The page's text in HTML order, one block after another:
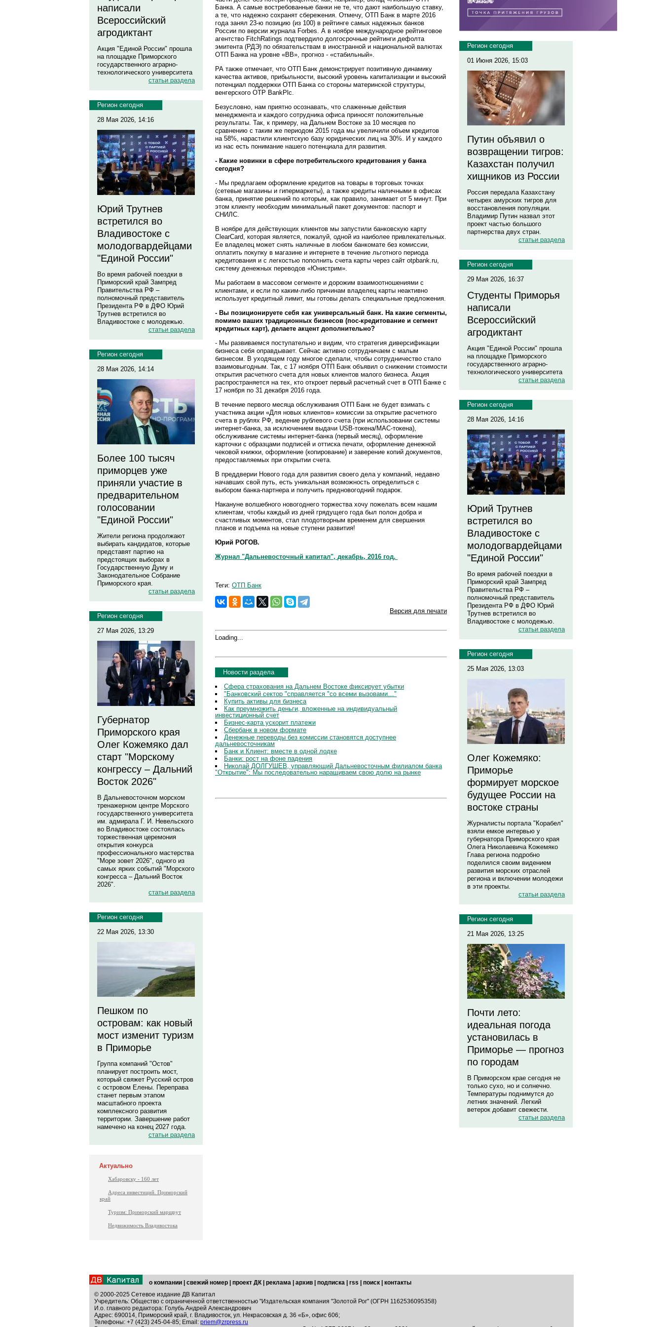
написали
Всероссийский
агродиктант
Акция "Единой России" прошла
на площадке Приморского
государственного аграрно-
технологического университета
статьи раздела
Регион сегодня
28 Мая 2026, 14:16
Юрий Трутнев
встретился во
Владивостоке с
молодогвардейцами
"Единой России"
Во время рабочей поездки в
Приморский край Зампред
Правительства РФ –
полномочный представитель
Президента РФ в ДФО Юрий
Трутнев встретился во
Владивостоке с молодежью.
статьи раздела
Регион сегодня
28 Мая 2026, 14:14
Более 100 тысяч
приморцев уже
приняли участие в
предварительном
голосовании
"Единой России"
Жители региона продолжают
выбирать кандидатов, которые
представят партию на
предстоящих выборах в
Государственную Думу и
Законодательное Собрание
Приморского края.
статьи раздела
Регион сегодня
27 Мая 2026, 13:29
Губернатор
Приморского края
Олег Кожемяко дал
старт "Морскому
конгрессу – Дальний
Восток 2026"
В Дальневосточном морском
тренажерном центре Морского
государственного университета
им. адмирала Г. И. Невельского
во Владивостоке состоялась
торжественная церемония
открытия конкурса
профессионального мастерства
"Море зовет 2026", одного из
самых ярких событий "Морского
конгресса – Дальний Восток
2026".
статьи раздела
Регион сегодня
22 Мая 2026, 13:30
Пешком по
островам: как новый
мост изменит туризм
в Приморье
Группа компаний "Остов"
планирует построить мост,
который свяжет Русский остров
с островом Елены. Переправа
станет первым этапом
масштабного проекта
комплексного развития
территории. Завершение работ
намечено на конец 2027 года.
статьи раздела
Актуально
Хабаровску - 160 лет
Адреса инвестиций. Приморский
край
Туризм: Приморский маршрут
Недвижимость Владивостока
Банка. А самые востребованные банки не те, что дают наибольшую ставку,
а те, что надежно сохранят сбережения. Отмечу, ОТП Банк в марте 2016
года занял 23-ю позицию (из 100) в рейтинге самых надежных банков
России по версии журнала Forbes. А в ноябре международное рейтинговое
агентство FitchRatings подтвердило долгосрочные рейтинги дефолта
эмитента (РДЭ) по обязательствам в иностранной и национальной валютах
ОТП Банка на уровне «ВВ», прогноз - «стабильный».
РА также отмечает, что ОТП Банк демонстрирует позитивную динамику
качества активов, прибыльности, высокий уровень капитализации и высокий
потенциал поддержки ОТП Банка со стороны материнской структуры,
венгерского OTP BankPlc.
Безусловно, нам приятно осознавать, что слаженные действия
менеджмента и каждого сотрудника офиса приносят положительные
результаты. Так, к примеру, на Дальнем Востоке за 10 месяцев по
сравнению с таким же периодом 2015 года мы увеличили объем кредитов
на 58%, нарастили клиентскую базу юридических лиц на 30%. И у каждого
из нас есть понимание нашего потенциала для развития.
- Какие новинки в сфере потребительского кредитования у банка
сегодня?
- Мы предлагаем оформление кредитов на товары в торговых точках
(сетевые магазины и гипермаркеты), а также кредиты наличными в офисах
банка, принятие решений по которым, как правило, занимает от 5 минут. При
этом клиенту необходим минимальный пакет документов: паспорт и
СНИЛС.
В ноябре для действующих клиентов мы запустили банковскую карту
ClearCard, которая является, пожалуй, одной из наиболее привлекательных.
Ее владелец может снять наличные в любом банкомате без комиссии,
оплатить покупку в магазине и интернете в течение льготного периода
кредитования и с легкостью пополнить счета карты через сайт otpbank.ru,
систему денежных переводов «Юнистрим».
Мы работаем в массовом сегменте и дорожим взаимоотношениями с
клиентами, и если по каким-либо причинам владелец карты неактивно
использует кредитный лимит, мы готовы делать специальные предложения.
- Вы позиционируете себя как универсальный банк. На какие сегменты,
помимо ваших традиционных бизнесов (пос-кредитование и сегмент
кредитных карт), делаете акцент дополнительно?
- Мы развиваемся поступательно и видим, что стратегия диверсификации
бизнеса себя оправдывает. Сейчас активно сотрудничаем с малым
бизнесом. В уходящем году многое сделали, чтобы сотрудничество стало
взаимовыгодным. Так, с 17 ноября ОТП Банк объявил о снижении стоимости
открытия расчетного счета для новых клиентов малого бизнеса. Акция
распространяется на тех, кто откроет первый расчетный счет в ОТП Банке с
17 ноября по 31 декабря 2016 года.
В течение первого месяца обслуживания ОТП Банк не будет взимать c
участника акции «Для новых клиентов» комиссии за открытие расчетного
счета в рублях РФ, ведение рублевого счета (при использовании системы
интернет-банка, за исключением выдачи USB-токена/MAC-токена),
обслуживание системы интернет-банка (первый месяц), оформление
карточки с образцами подписей и оттиска печати, оформление денежной
чековой книжки, оформление (копирование) и заверение копий документов,
предоставляемых при открытии счета.
В преддверии Нового года для развития своего дела у компаний, недавно
начавших свой путь, есть уникальная возможность определиться с
выбором банка-партнера и получить предновогодний подарок.
Накануне волшебного новогоднего торжества хочу пожелать всем нашим
клиентам, чтобы каждый из дней грядущего года был полон добра и
счастливых моментов, стал плодотворным временем для свершения
планов и подъема на новые ступени развития!
Юрий РОГОВ.
Журнал "Дальневосточный капитал", декабрь, 2016 год.
Теги: ОТП Банк
Версия для печати
Loading...
Новости раздела
Сфера страхования на Дальнем Востоке фиксирует убытки
"Банковский сектор "справляется "со всеми вызовами…"
Купить активы для бизнеса
Как преумножить деньги, вложенные на индивидуальный
инвестиционный счет
Бизнес-карта ускорит платежи
Сбербанк в новом формате
Денежные переводы без комиссии становятся доступнее
дальневосточникам
Банк и Клиент: вместе в одной лодке
Банки: рост на фоне падения
Николай ДОЛГУШЕВ, управляющий Дальневосточным филиалом банка
"Открытие": Мы последовательно наращиваем свою долю на рынке
Регион сегодня
01 Июня 2026, 15:03
Путин объявил о
возвращении тигров:
Казахстан получил
хищников из России
Россия передала Казахстану
четырех амурских тигров для
восстановления популяции.
Владимир Путин назвал этот
проект частью большого
партнерства двух стран.
статьи раздела
Регион сегодня
29 Мая 2026, 16:37
Студенты Приморья
написали
Всероссийский
агродиктант
Акция "Единой России" прошла
на площадке Приморского
государственного аграрно-
технологического университета
статьи раздела
Регион сегодня
28 Мая 2026, 14:16
Юрий Трутнев
встретился во
Владивостоке с
молодогвардейцами
"Единой России"
Во время рабочей поездки в
Приморский край Зампред
Правительства РФ –
полномочный представитель
Президента РФ в ДФО Юрий
Трутнев встретился во
Владивостоке с молодежью.
статьи раздела
Регион сегодня
25 Мая 2026, 13:03
Олег Кожемяко:
Приморье
формирует морское
будущее России на
востоке страны
Журналисты портала "Корабел"
взяли емкое интервью у
губернатора Приморского края
Олега Николаевича Кожемяко
Глава региона подробно
поделился своим видением
развития морских отраслей
региона и включении молодежи
в эти проекты.
статьи раздела
Регион сегодня
21 Мая 2026, 13:25
Почти лето:
идеальная погода
установилась в
Приморье — прогноз
по городам
В Приморском крае сегодня не
только сухо, но и солнечно.
Температуры поднимутся до
летних значений. Легкий
ветерок добавит свежести.
статьи раздела
о компании свежий номер проект ДК реклама архив подписка rss поиск
контакты
© 2000-2025 Сетевое издание ДВ Капитал
Учредитель: Общество с ограниченной ответственностью "Издательская компания "Золотой Рог" (ОГРН 1162536095358)
И.о. главного редактора: Голубь Андрей Александрович
Адрес: 690014, Приморский край, г. Владивосток, ул. Некрасовская д. 36 «Б», офис 606;
Телефоны: +7 (423) 245-04-85; Email: priem@zrpress.ru